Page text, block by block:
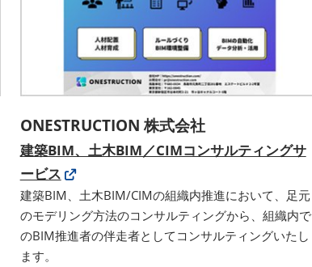
ONESTRUCTION 株式会社
建築BIM、土木BIM／CIMコンサルティングサ
ービス
建築BIM、土木BIM/CIMの組織内推進において、足元
のモデリング方法のコンサルティングから、組織内で
のBIM推進者の伴走者としてコンサルティングいたし
ます。